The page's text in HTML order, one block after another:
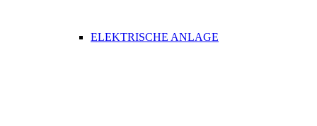
ELEKTRISCHE ANLAGE